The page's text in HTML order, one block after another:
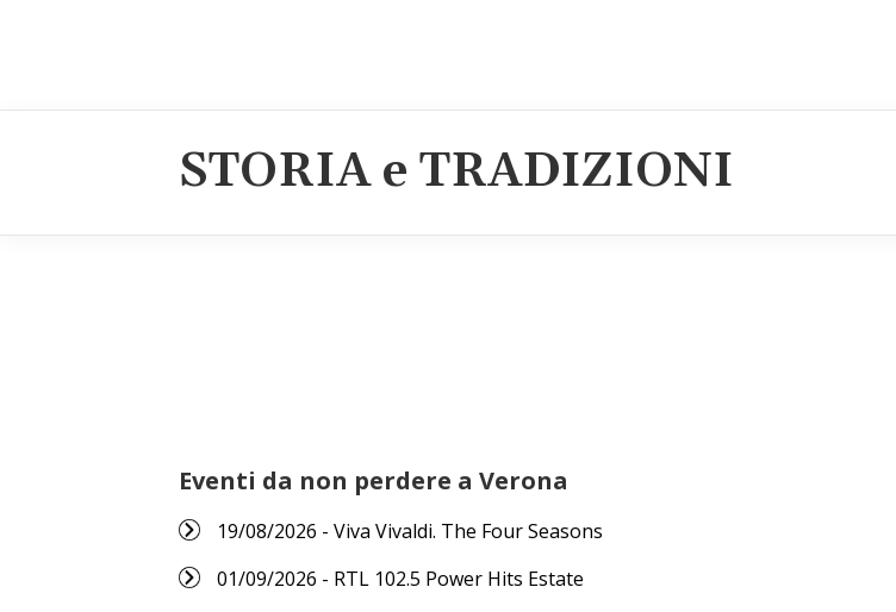
STORIA e TRADIZIONI
Eventi da non perdere a Verona
19/08/2026 - Viva Vivaldi. The Four Seasons
01/09/2026 - RTL 102.5 Power Hits Estate